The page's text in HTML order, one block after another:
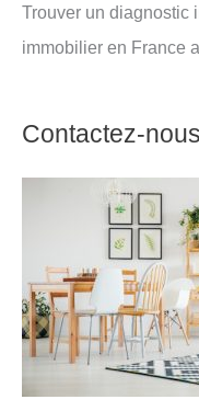
Trouver un diagnostic
immobilier en France
Contactez-nous